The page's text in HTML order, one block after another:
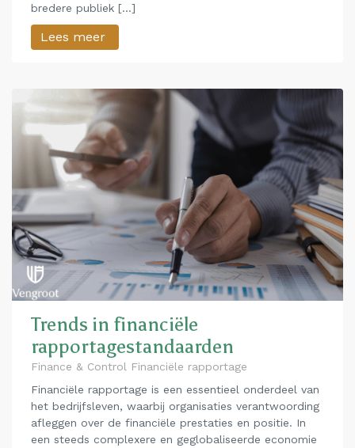
bredere publiek […]
Lees meer
Trends in financiële
rapportagestandaarden
Finance & Control Financiële rapportage
Financiële rapportage is een essentieel onderdeel van
het bedrijfsleven, waarbij organisaties verantwoording
afleggen over de financiële prestaties en positie. In
een steeds complexere en geglobaliseerde economie